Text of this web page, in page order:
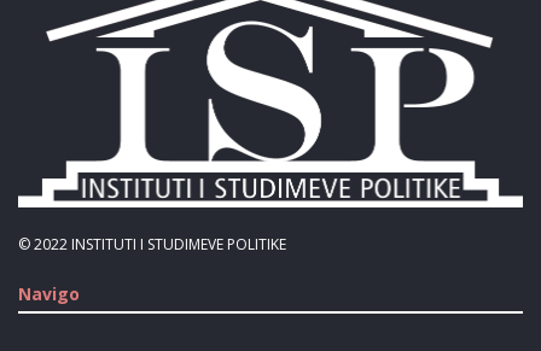
© 2022 INSTITUTI I STUDIMEVE POLITIKE
Navigo